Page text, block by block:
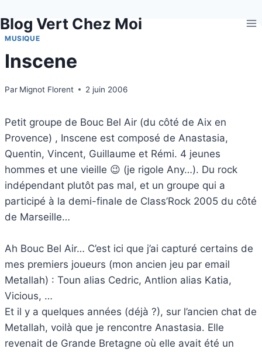
au
contenu
Blog Vert Chez Moi
MUSIQUE
Inscene
Par Mignot Florent 2 juin 2006
Petit groupe de Bouc Bel Air (du côté de Aix en
Provence) , Inscene est composé de Anastasia,
Quentin, Vincent, Guillaume et Rémi. 4 jeunes
hommes et une vieille 😉 (je rigole Any…). Du rock
indépendant plutôt pas mal, et un groupe qui a
participé à la demi-finale de Class’Rock 2005 du côté
de Marseille…
Ah Bouc Bel Air… C’est ici que j’ai capturé certains de
mes premiers joueurs (mon ancien jeu par email
Metallah) : Toun alias Cedric, Antlion alias Katia,
Vicious, …
Et il y a quelques années (déjà ?), sur l’ancien chat de
Metallah, voilà que je rencontre Anastasia. Elle
revenait de Grande Bretagne où elle avait été un